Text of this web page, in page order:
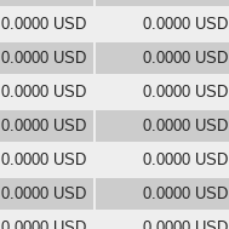
0.0000 USD 0.0000 USD
0.0000 USD 0.0000 USD
0.0000 USD 0.0000 USD
0.0000 USD 0.0000 USD
0.0000 USD 0.0000 USD
0.0000 USD 0.0000 USD